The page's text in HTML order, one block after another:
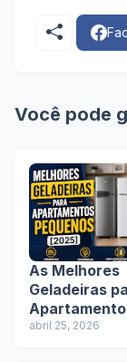
Você pode
As Melhores
Geladeiras
Pequenos em
abril 25, 2026